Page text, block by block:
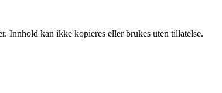
Innhold kan ikke kopieres eller brukes uten tillatelse.